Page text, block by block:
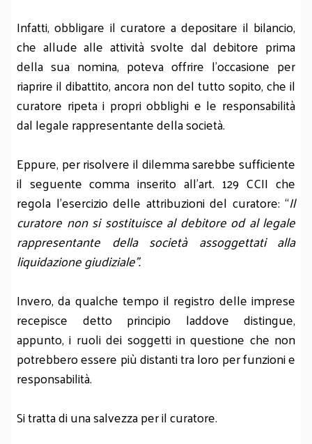
Infatti, obbligare il curatore a depositare il bilancio,
che allude alle attività svolte dal debitore prima
della sua nomina, poteva offrire l’occasione per
riaprire il dibattito, ancora non del tutto sopito, che il
curatore ripeta i propri obblighi e le responsabilità
dal legale rappresentante della società.
Eppure, per risolvere il dilemma sarebbe sufficiente
il seguente comma inserito all’art. 129 CCII che
regola l’esercizio delle attribuzioni del curatore: “Il
curatore non si sostituisce al debitore od al legale
rappresentante della società assoggettati alla
liquidazione giudiziale”.
Invero, da qualche tempo il registro delle imprese
recepisce detto principio laddove distingue,
appunto, i ruoli dei soggetti in questione che non
potrebbero essere più distanti tra loro per funzioni e
responsabilità.
Si tratta di una salvezza per il curatore.